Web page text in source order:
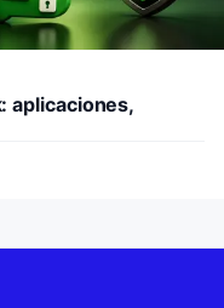
aplicaciones,